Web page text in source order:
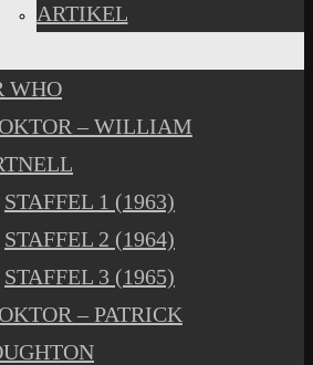
ARTIKEL
WHO
– WILLIAM
STAFFEL 1 (1963)
STAFFEL 2 (1964)
STAFFEL 3 (1965)
– PATRICK